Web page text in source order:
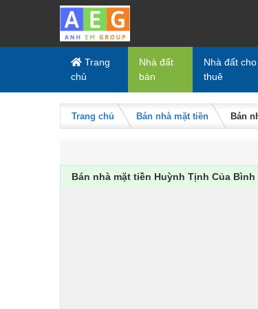
Skip to content
Trang
chủ
Nhà đất
bán
Nhà đất cho
thuê
Trang chủ Bán nhà mặt tiền Bán
Bán nhà mặt tiền Huỳnh Tịnh Của Bình